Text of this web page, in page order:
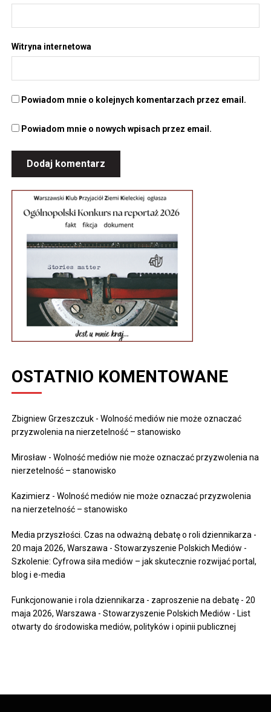
Witryna internetowa
Powiadom mnie o kolejnych komentarzach przez email.
Powiadom mnie o nowych wpisach przez email.
OSTATNIO KOMENTOWANE
Zbigniew Grzeszczuk -Wolność mediów nie może oznaczać
przyzwolenia na nierzetelność – stanowisko
Mirosław -Wolność mediów nie może oznaczać przyzwolenia na
nierzetelność – stanowisko
Kazimierz -Wolność mediów nie może oznaczać przyzwolenia
na nierzetelność – stanowisko
Media przyszłości. Czas na odważną debatę o roli dziennikarza -
20 maja 2026, Warszawa - Stowarzyszenie Polskich Mediów -
Szkolenie: Cyfrowa siła mediów – jak skutecznie rozwijać portal,
blog i e-media
Funkcjonowanie i rola dziennikarza - zaproszenie na debatę - 20
maja 2026, Warszawa - Stowarzyszenie Polskich Mediów -List
otwarty do środowiska mediów, polityków i opinii publicznej